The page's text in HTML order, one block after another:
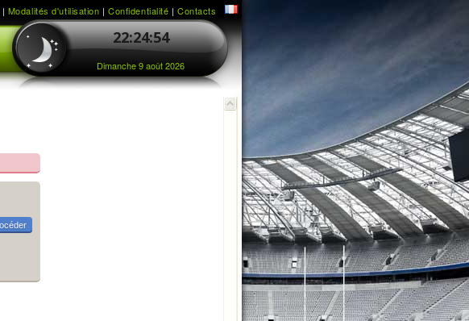
| Modalités d'utilisation |Confidentialité |Contacts
22:24:54
Dimanche 9 août 2026